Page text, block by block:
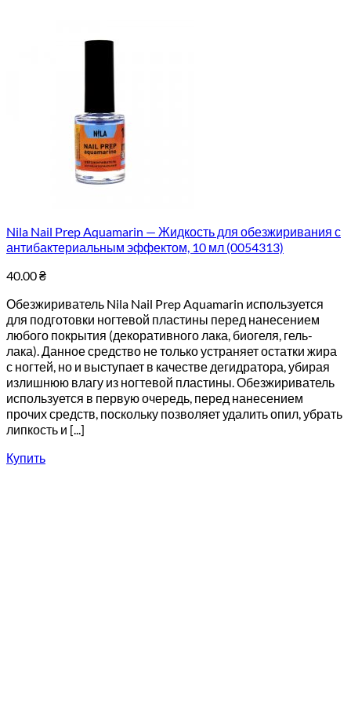
Nila Nail Prep Aquamarin — Жидкость для обезжиривания с
антибактериальным эффектом, 10 мл (0054313)
40.00₴
Обезжириватель Nila Nail Prep Aquamarin используется
для подготовки ногтевой пластины перед нанесением
любого покрытия (декоративного лака, биогеля, гель-
лака). Данное средство не только устраняет остатки жира
с ногтей, но и выступает в качестве дегидратора, убирая
излишнюю влагу из ногтевой пластины. Обезжириватель
используется в первую очередь, перед нанесением
прочих средств, поскольку позволяет удалить опил, убрать
липкость и [...]
Купить